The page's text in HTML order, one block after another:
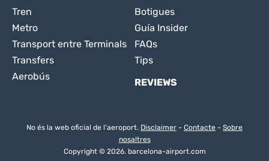
Tren
Metro
Transport entre Terminals
Transfers
Aerobús
Botigues
Guía Insider
FAQs
Tips
REVIEWS
No és la web oficial de l'aeroport. Disclaimer - Contacte - Sobre
nosaltres
Copyright © 2026. barcelona-airport.com